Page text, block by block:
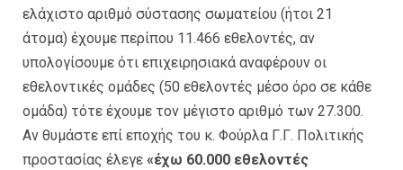
ελάχιστο αριθμό σύστασης σωματείου (ήτοι 21
άτομα) έχουμε περίπου 11.466 εθελοντές, αν
υπολογίσουμε ότι επιχειρησιακά αναφέρουν οι
εθελοντικές ομάδες (50 εθελοντές μέσο όρο σε κάθε
ομάδα) τότε έχουμε τον μέγιστο αριθμό των 27.300.
Αν θυμάστε επί εποχής του κ. Φούρλα Γ.Γ. Πολιτικής
προστασίας έλεγε «έχω 60.000 εθελοντές